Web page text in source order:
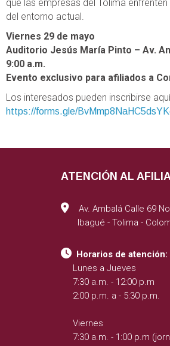
que las empresas del Tolima
del entorno actual.
Viernes 29 de mayo
Auditorio Jesús María Pinto – Av.
9:00 a.m.
Evento exclusivo para afiliados a
Los interesados pueden inscribirse
https://forms.gle/
ATENCIÓN AL
Av. Ambalá Calle 69
Ibagué - Tolima -
Horarios de atención:
Lunes a Jueves
7:30 a.m. - 12:00 p.m
2:00 p.m. a - 5:30 p.m.
Viernes
7:30 a.m. - 1:00 p.m